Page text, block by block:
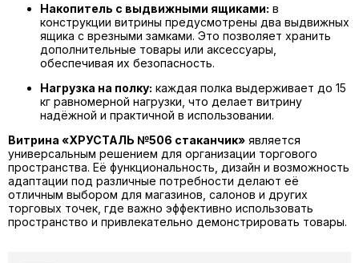
Накопитель с выдвижными ящиками: в
конструкции витрины предусмотрены два выдвижных
ящика с врезными замками. Это позволяет хранить
дополнительные товары или аксессуары,
обеспечивая их безопасность.
Нагрузка на полку: каждая полка выдерживает до 15
кг равномерной нагрузки, что делает витрину
надёжной и практичной в использовании.
Витрина «ХРУСТАЛЬ №506 стаканчик» является
универсальным решением для организации торгового
пространства. Её функциональность, дизайн и возможность
адаптации под различные потребности делают её
отличным выбором для магазинов, салонов и других
торговых точек, где важно эффективно использовать
пространство и привлекательно демонстрировать товары.